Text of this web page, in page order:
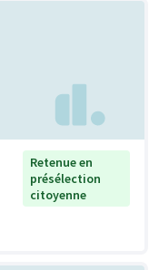
Retenue en
présélection
citoyenne